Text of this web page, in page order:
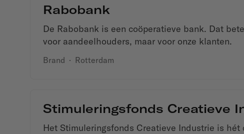
Rabobank
De Rabobank is een coöperatieve bank. Dat
voor aandeelhouders, maar voor onze klanten.
Brand · Rotterdam
Stimuleringsfonds Creatieve
Het Stimuleringsfonds Creatieve Industrie is hét